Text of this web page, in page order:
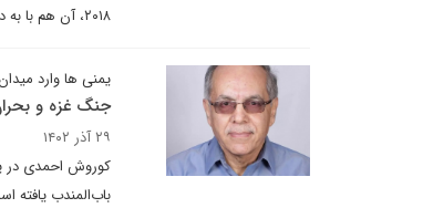
۲۰۱۸، آن هم با به دست آوردن بیش از ۹۶ درصد آرا، جایی برای تردید درباره احتمال پیروزی دوباره او باقی نمی‌گذارد.
یمنی ها وارد
جنگ غزه و
۲۹ آذر ۱۴۰۲
کوروش احمدی در
باب‌المندب یافته